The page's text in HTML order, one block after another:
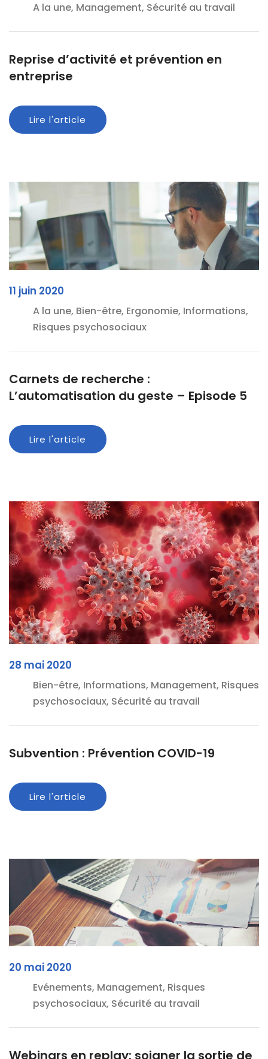
A la une, Management, Sécurité au travail
Reprise d’activité et prévention en
entreprise
Lire l'article
11 juin 2020
A la une, Bien-être, Ergonomie, Informations,
Risques psychosociaux
Carnets de recherche :
L’automatisation du geste – Episode 5
Lire l'article
28 mai 2020
Bien-être, Informations, Management, Risques
psychosociaux, Sécurité au travail
Subvention : Prévention COVID-19
Lire l'article
20 mai 2020
Evénements, Management, Risques
psychosociaux, Sécurité au travail
Webinars en replay: soigner la sortie de